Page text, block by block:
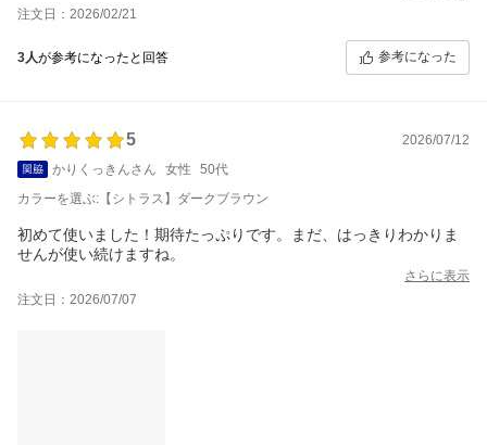
注文日：2026/02/21
3人が参考になったと回答 参考になった
5
2026/07/12
かりくっきんさん
女性
50代
カラーを選ぶ:【シトラス】ダークブラウン
初めて使いました！期待たっぷりです。まだ、はっきりわかりま
せんが使い続けますね。
さらに表示
注文日：2026/07/07